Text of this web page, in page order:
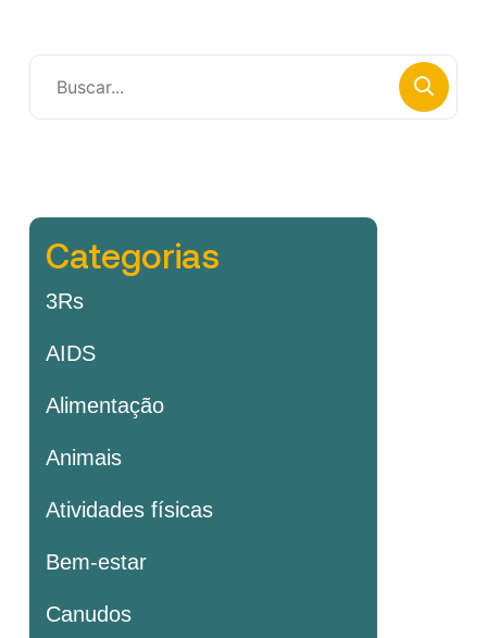
Categorias
3Rs
AIDS
Alimentação
Animais
Atividades físicas
Bem-estar
Canudos